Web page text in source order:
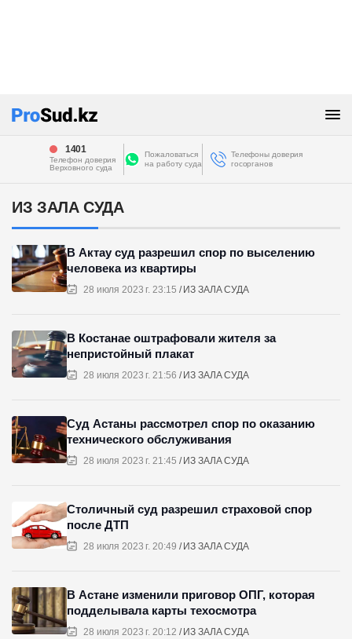
1401
Телефон доверия
Верховного суда
Пожаловаться
на работу суда
Телефоны доверия
госорганов
ИЗ ЗАЛА СУДА
28 июля 2023 г. 23:15 ИЗ ЗАЛА СУДА
В Актау суд разрешил спор по выселению
человека из квартиры
28 июля 2023 г. 21:56 ИЗ ЗАЛА СУДА
В Костанае оштрафовали жителя за
непристойный плакат
28 июля 2023 г. 21:45 ИЗ ЗАЛА СУДА
Суд Астаны рассмотрел спор по оказанию
технического обслуживания
28 июля 2023 г. 20:49 ИЗ ЗАЛА СУДА
Столичный суд разрешил страховой спор
после ДТП
28 июля 2023 г. 20:12 ИЗ ЗАЛА СУДА
В Астане изменили приговор ОПГ, которая
подделывала карты техосмотра